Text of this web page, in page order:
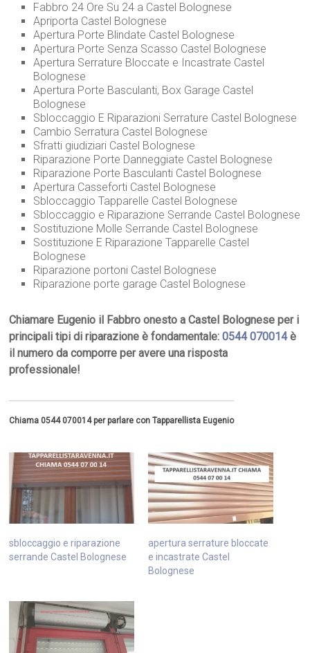
Fabbro 24 Ore Su 24 a Castel Bolognese
Apriporta Castel Bolognese
Apertura Porte Blindate Castel Bolognese
Apertura Porte Senza Scasso Castel Bolognese
Apertura Serrature Bloccate e Incastrate Castel
Bolognese
Apertura Porte Basculanti, Box Garage Castel
Bolognese
Sbloccaggio E Riparazioni Serrature Castel Bolognese
Cambio Serratura Castel Bolognese
Sfratti giudiziari Castel Bolognese
Riparazione Porte Danneggiate Castel Bolognese
Riparazione Porte Basculanti Castel Bolognese
Apertura Casseforti Castel Bolognese
Sbloccaggio Tapparelle Castel Bolognese
Sbloccaggio e Riparazione Serrande Castel Bolognese
Sostituzione Molle Serrande Castel Bolognese
Sostituzione E Riparazione Tapparelle Castel
Bolognese
Riparazione portoni Castel Bolognese
Riparazione porte garage Castel Bolognese
Chiamare Eugenio il Fabbro onesto a Castel Bolognese per i
principali tipi di riparazione è fondamentale:0544 070014è
il numero da comporre per avere una risposta
professionale!
Chiama 0544 070014 per parlare con Tapparellista Eugenio
sbloccaggio e riparazione
serrande Castel Bolognese
apertura serrature bloccate
e incastrate Castel
Bolognese